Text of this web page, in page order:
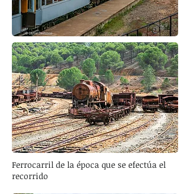
Ferrocarril de la época que se efectúa el
recorrido